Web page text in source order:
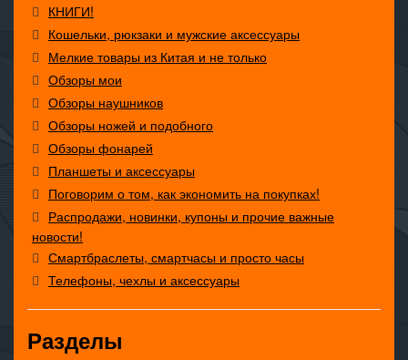
КНИГИ!
Кошельки, рюкзаки и мужские аксессуары
Мелкие товары из Китая и не только
Обзоры мои
Обзоры наушников
Обзоры ножей и подобного
Обзоры фонарей
Планшеты и аксессуары
Поговорим о том, как экономить на покупках!
Распродажи, новинки, купоны и прочие важные
новости!
Смартбраслеты, смартчасы и просто часы
Телефоны, чехлы и аксессуары
Разделы